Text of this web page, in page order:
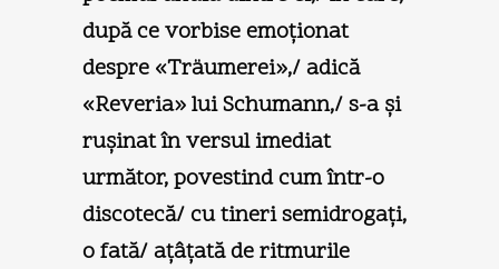
după ce vorbise emoţionat
despre «Träumerei»,/ adică
«Reveria» lui Schumann,/ s-a şi
ruşinat în versul imediat
următor, povestind cum într-o
discotecă/ cu tineri semidrogaţi,
o fată/ aţâţată de ritmurile